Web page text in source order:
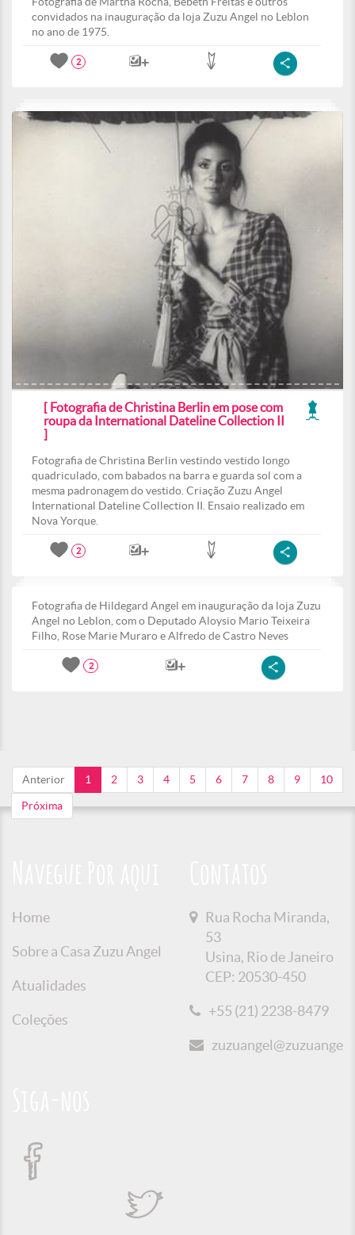
convidados na inauguração da loja Zuzu Angel no Leblon
no ano de 1975.
2
[ Fotografia de Christina Berlin em pose com
roupa da International Dateline Collection II
]
Fotografia de Christina Berlin vestindo vestido longo
quadriculado, com babados na barra e guarda sol com a
mesma padronagem do vestido. Criação Zuzu Angel
International Dateline Collection II. Ensaio realizado em
Nova Yorque.
2
Fotografia de Hildegard Angel em inauguração da loja Zuzu
Angel no Leblon, com o Deputado Aloysio Mario Teixeira
Filho, Rose Marie Muraro e Alfredo de Castro Neves
2
Anterior 1 2 3 4 5 6 7 8 9 10
Próxima
Home
Sobre a Casa Zuzu Angel
Atualidades
Coleções
Rua Rocha Miranda,
53
Usina, Rio de Janeiro
CEP: 20530-450
+55 (21) 2238-8479